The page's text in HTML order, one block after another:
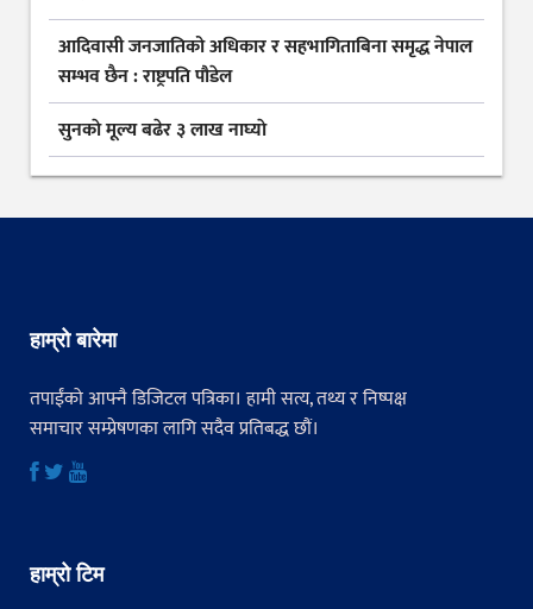
आदिवासी जनजातिको अधिकार र सहभागिताबिना समृद्ध नेपाल
सम्भव छैन : राष्ट्रपति पौडेल
सुनकाे मूल्य बढेर ३ लाख नाघ्याे
हाम्रो बारेमा
तपाईंको आफ्नै डिजिटल पत्रिका। हामी सत्य, तथ्य र निष्पक्ष
समाचार सम्प्रेषणका लागि सदैव प्रतिबद्ध छौं।
हाम्रो टिम